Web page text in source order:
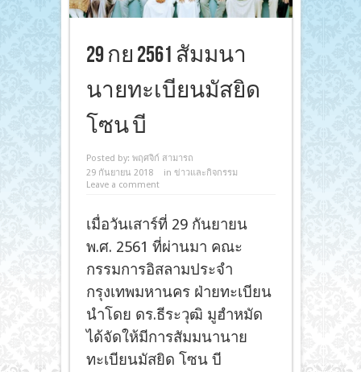
29 กย 2561 สัมมนา
นายทะเบียนมัสยิด
โซน บี
Posted by: พฤศจิก์ สามารถ
29 กันยายน 2018
in ข่าวและกิจกรรม
Leave a comment
เมื่อวันเสาร์ที่ 29 กันยายน
พ.ศ. 2561 ที่ผ่านมา คณะ
กรรมการอิสลามประจำ
กรุงเทพมหานคร ฝ่ายทะเบียน
นำโดย ดร.ธีระวุฒิ มูฮำหมัด
ได้จัดให้มีการสัมมนานาย
ทะเบียนมัสยิด โซน บี